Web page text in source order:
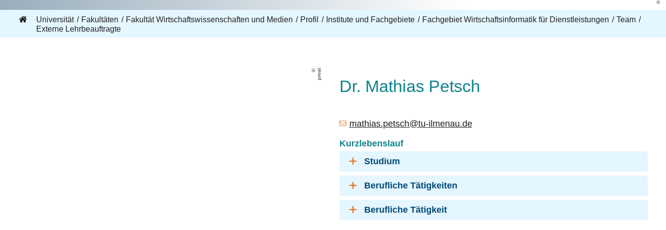
Universität Fakultäten Fakultät Wirtschaftswissenschaften und Medien Profil Institute und Fachgebiete Fachgebiet Wirtschaftsinformatik für Dienstleistungen
Team
Externe Lehrbeauftragte
privat
Dr. Mathias Petsch
mathias.petsch@tu-ilmenau.de
Kurzlebenslauf
Studium
Berufliche Tätigkeiten
Berufliche Tätigkeit